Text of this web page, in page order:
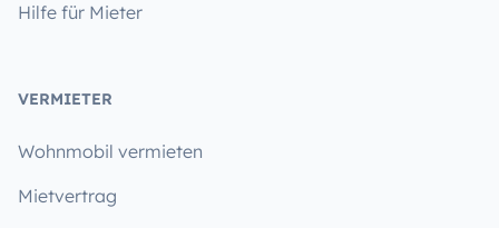
Hilfe für Mieter
VERMIETER
Wohnmobil vermieten
Mietvertrag